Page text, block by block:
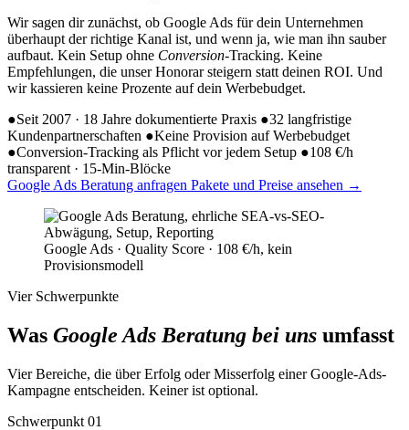
Wir sagen dir zunächst, ob Google Ads für dein Unternehmen
überhaupt der richtige Kanal ist, und wenn ja, wie man ihn sauber
aufbaut. Kein Setup ohne Conversion-Tracking. Keine
Empfehlungen, die unser Honorar steigern statt deinen ROI. Und
wir kassieren keine Prozente auf dein Werbebudget.
●Seit 2007 · 18 Jahre dokumentierte Praxis ●32 langfristige
Kundenpartnerschaften ●Keine Provision auf Werbebudget
●Conversion-Tracking als Pflicht vor jedem Setup ●108 €/h
transparent · 15-Min-Blöcke
Google Ads Beratung anfragen Pakete und Preise ansehen →
Google Ads · Quality Score · 108 €/h, kein
Provisionsmodell
Vier Schwerpunkte
Was Google Ads Beratung bei uns umfasst
Vier Bereiche, die über Erfolg oder Misserfolg einer Google-Ads-
Kampagne entscheiden. Keiner ist optional.
Schwerpunkt 01